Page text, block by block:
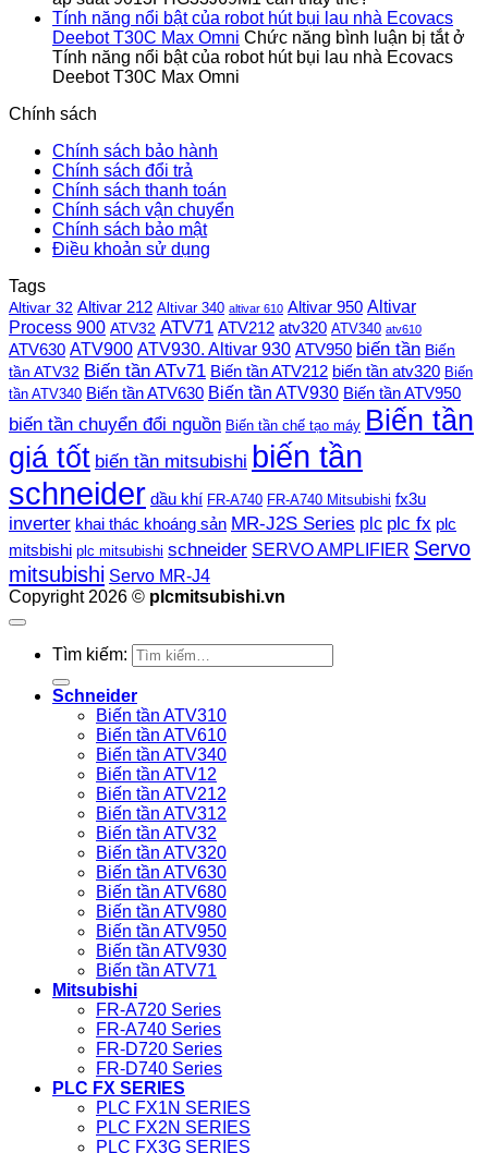
Tính năng nổi bật của robot hút bụi lau nhà Ecovacs
Deebot T30C Max Omni Chức năng bình luận bị tắtở
Tính năng nổi bật của robot hút bụi lau nhà Ecovacs
Deebot T30C Max Omni
Chính sách
Chính sách bảo hành
Chính sách đổi trả
Chính sách thanh toán
Chính sách vận chuyển
Chính sách bảo mật
Điều khoản sử dụng
Tags
Altivar 32 Altivar 212 Altivar 340 altivar 610 Altivar 950 Altivar
Process 900 ATV32 ATV71 ATV212 atv320 ATV340 atv610
ATV630 ATV900 ATV930. Altivar 930 ATV950 biến tần Biến
tần ATV32 Biến tần ATv71 Biến tần ATV212 biến tần atv320 Biến
tần ATV340 Biến tần ATV630 Biến tần ATV930 Biến tần ATV950
biến tần chuyển đổi nguồn Biến tần chế tạo máy Biến tần
giá tốt biến tần mitsubishi biến tần
schneider dầu khí FR-A740 FR-A740 Mitsubishi fx3u
inverter khai thác khoáng sản MR-J2S Series plc plc fx plc
mitsbishi plc mitsubishi schneider SERVO AMPLIFIER Servo
mitsubishi Servo MR-J4
Copyright 2026 © plcmitsubishi.vn
Tìm kiếm:
Schneider
Biến tần ATV310
Biến tần ATV610
Biến tần ATV340
Biến tần ATV12
Biến tần ATV212
Biến tần ATV312
Biến tần ATV32
Biến tần ATV320
Biến tần ATV630
Biến tần ATV680
Biến tần ATV980
Biến tần ATV950
Biến tần ATV930
Biến tần ATV71
Mitsubishi
FR-A720 Series
FR-A740 Series
FR-D720 Series
FR-D740 Series
PLC FX SERIES
PLC FX1N SERIES
PLC FX2N SERIES
PLC FX3G SERIES